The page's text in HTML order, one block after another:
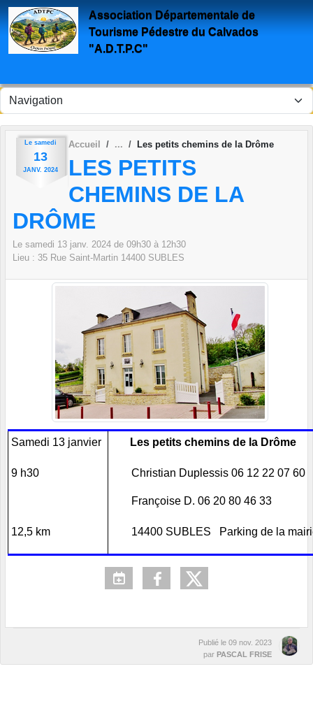
Association Départementale de
Tourisme Pédestre du Calvados
"A.D.T.P.C"
Le samedi
13
JANV. 2024
Accueil Les petits chemins de la Drôme
LES PETITS
CHEMINS DE LA
DRÔME
Le samedi 13 janv. 2024 de 09h30 à 12h30
Lieu : 35 Rue Saint-Martin 14400 SUBLES
Samedi 13 janvier Les petits chemins de la
9 h30 Christian Duplessis 06 12 22 07 60
Françoise D. 06 20 80 46 33
12,5 km 14400 SUBLES Parking de la
Publié le 09 nov. 2023
par PASCAL FRISE
Panneau de gestion des cookies